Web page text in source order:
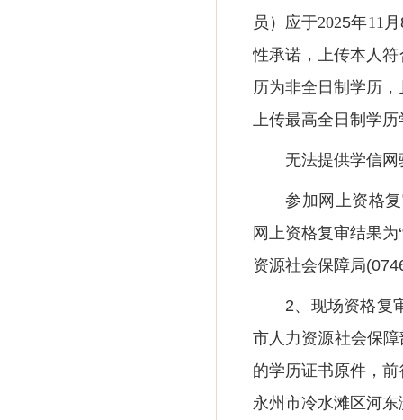
员）应于2025年11月
性承诺，上传本人
历为非全日制学历
上传最高全日制学
无法提供学信
参加网上资格
网上资格复审结果为
资源社会保障局
2、现场资格复
市人力资源社会保
的学历证书原件，
永州市冷水滩区河